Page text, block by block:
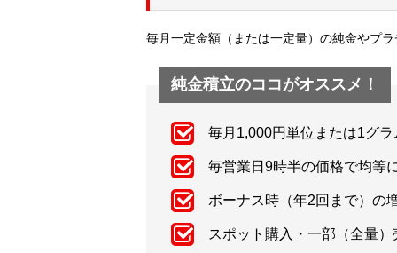
毎月一定金額（または一定量）の純金やプ
純金積立のココがオススメ！
毎月1,000円単位または1グ
毎営業日9時半の価格で均等
ボーナス時（年2回まで）の
スポット購入・一部（全量